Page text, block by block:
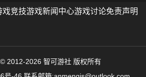
戏竞技游戏新闻中心游戏讨论免责声明
2012-2026 智可游社 版权所有